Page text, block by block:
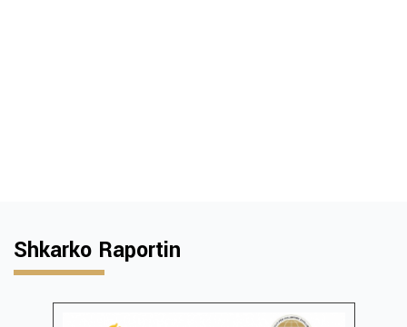
Shkarko Raportin